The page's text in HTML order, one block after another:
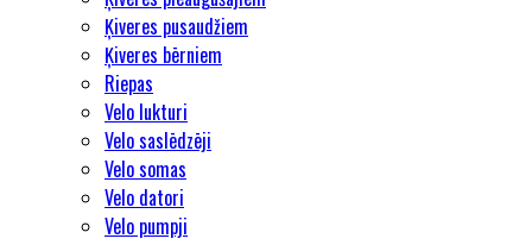
Ķiveres pusaudžiem
Ķiveres bērniem
Riepas
Velo lukturi
Velo saslēdzēji
Velo somas
Velo datori
Velo pumpji